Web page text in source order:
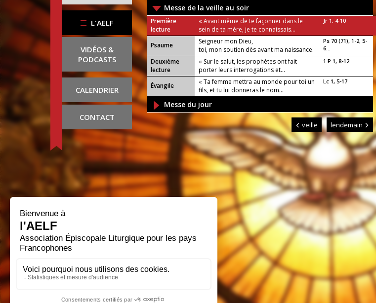
L'AELF
VIDÉOS &
PODCASTS
CALENDRIER
CONTACT
Messe de la veille au soir
Première
lecture
« Avant même de te façonner dans le
sein de ta mère, je te connaissais...
Jr 1, 4-10
Psaume
Seigneur mon Dieu,
toi, mon soutien dès avant ma naissance.
Ps 70 (71), 1-2, 5-
6...
Deuxième
lecture
« Sur le salut, les prophètes ont fait
porter leurs interrogations et...
1 P 1, 8-12
Évangile
« Ta femme mettra au monde pour toi un
fils, et tu lui donneras le nom...
Lc 1, 5-17
Messe du jour
veille lendemain